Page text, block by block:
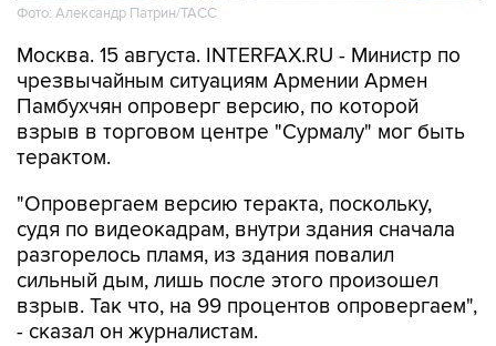
Фото: Александр Патрин/ТАСС
Москва. 15 августа. INTERFAX.RU - Министр по
чрезвычайным ситуациям Армении Армен
Памбухчян опроверг версию, по которой
взрыв в торговом центре "Сурмалу" мог быть
терактом.
"Опровергаем версию теракта, поскольку,
судя по видеокадрам, внутри здания сначала
разгорелось пламя, из здания повалил
сильный дым, лишь после этого произошел
взрыв. Так что, на 99 процентов опровергаем",
- сказал он журналистам.